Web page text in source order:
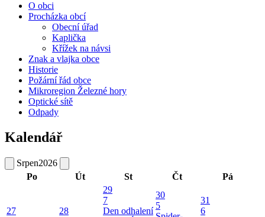
O obci
Procházka obcí
Obecní úřad
Kaplička
Křížek na návsi
Znak a vlajka obce
Historie
Požární řád obce
Mikroregion Železné hory
Optické sítě
Odpady
Kalendář
Srpen2026
Po
Út St Čt Pá
27
28
29
7
Den odhalení
30
5
31
6